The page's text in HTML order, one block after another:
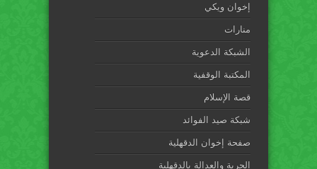
إخوان ويكي
منارات
الشبكة الدعوية
المكتبة الوقفية
قصة الإسلام
شبكة صيد الفوائد
صفحة إخوان الدقهلية
الحرية والعدالة بالدقهلية